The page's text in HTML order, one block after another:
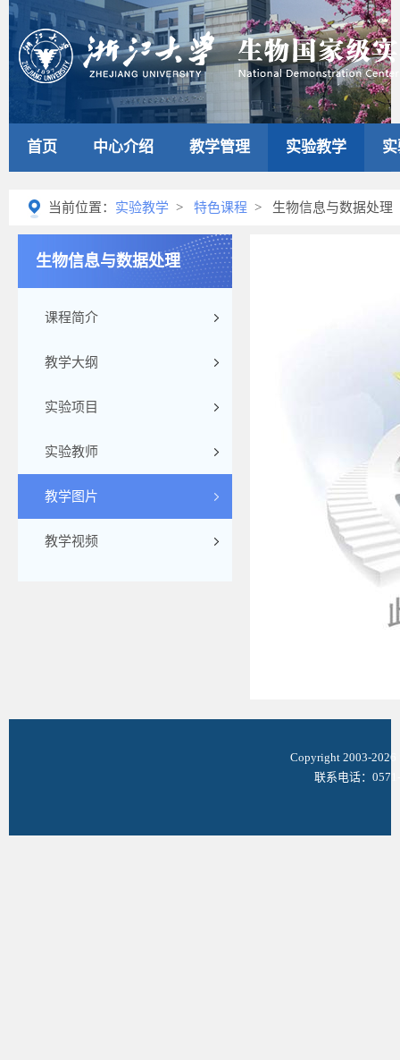
首页 中心介绍 教学管理 实验教学
当前位置： 实验教学 > 特色课程 > 生物信息与数据处理
生物信息与数据处理
课程简介
教学大纲
实验项目
实验教师
教学图片
教学视频
Copyright 2003-
联系电话：